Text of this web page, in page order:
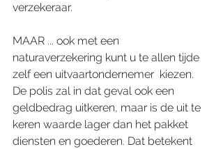
verzekeraar.
MAAR ... ook met een
naturaverzekering kunt u te allen tijde
zelf een uitvaartondernemer  kiezen.
De polis zal in dat geval ook een
geldbedrag uitkeren, maar is de uit te
keren waarde lager dan het pakket
diensten en goederen. Dat betekent